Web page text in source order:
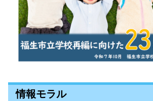
情報モラル